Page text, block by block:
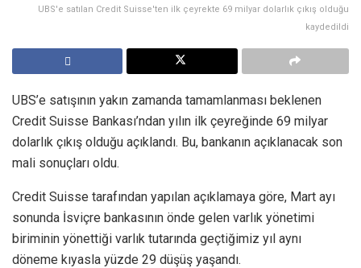
UBS'e satılan Credit Suisse'ten ilk çeyrekte 69 milyar dolarlık çıkış olduğu
kaydedildi
UBS’e satışının yakın zamanda tamamlanması beklenen
Credit Suisse Bankası’ndan yılın ilk çeyreğinde 69 milyar
dolarlık çıkış olduğu açıklandı. Bu, bankanın açıklanacak son
mali sonuçları oldu.
Credit Suisse tarafından yapılan açıklamaya göre, Mart ayı
sonunda İsviçre bankasının önde gelen varlık yönetimi
biriminin yönettiği varlık tutarında geçtiğimiz yıl aynı
döneme kıyasla yüzde 29 düşüş yaşandı.